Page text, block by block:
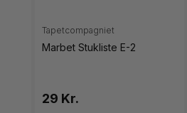
Tapetcompagniet
Marbet Stukliste E-2
29 Kr.